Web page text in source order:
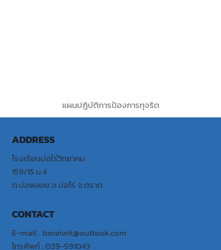
แผนปฏิบัติการป้องการทุจริต
ADDRESS
โรงเรียนบ่อไร่วิทยาคม
159/15 ม.4
ต.บ่อพลอย อ.บ่อไร่ จ.ตราด
CONTACT
E-mail : boraiwit@outlook.com
โทรศัพท์ : 039-591043